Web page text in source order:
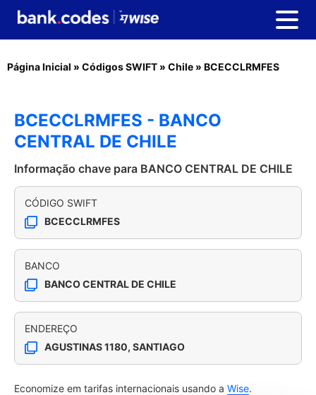
Página Inicial » Códigos SWIFT » Chile » BCECCLRMFES
BCECCLRMFES - BANCO
CENTRAL DE CHILE
Informação chave para BANCO CENTRAL DE CHILE
CÓDIGO SWIFT
BCECCLRMFES
BANCO
BANCO CENTRAL DE CHILE
ENDEREÇO
AGUSTINAS 1180, SANTIAGO
Economize em tarifas internacionais usando a Wise.